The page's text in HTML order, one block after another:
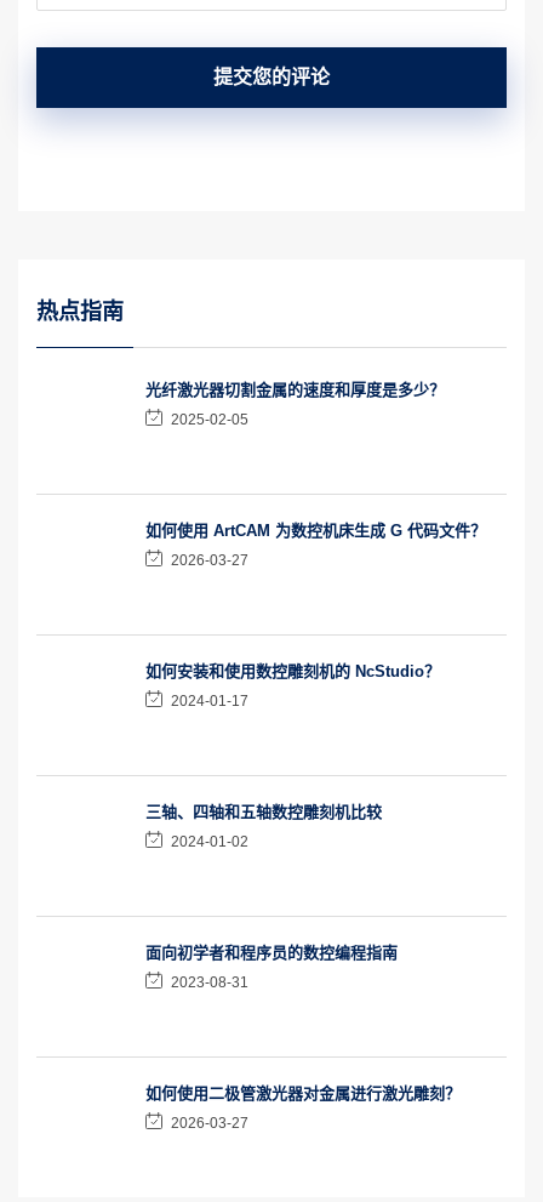
提交您的评论
热点指南
光纤激光器切割金属的速度和厚度是多少？
2025-02-05
如何使用 ArtCAM 为数控机床生成 G 代码文件？
2026-03-27
如何安装和使用数控雕刻机的 NcStudio？
2024-01-17
三轴、四轴和五轴数控雕刻机比较
2024-01-02
面向初学者和程序员的数控编程指南
2023-08-31
如何使用二极管激光器对金属进行激光雕刻？
2026-03-27